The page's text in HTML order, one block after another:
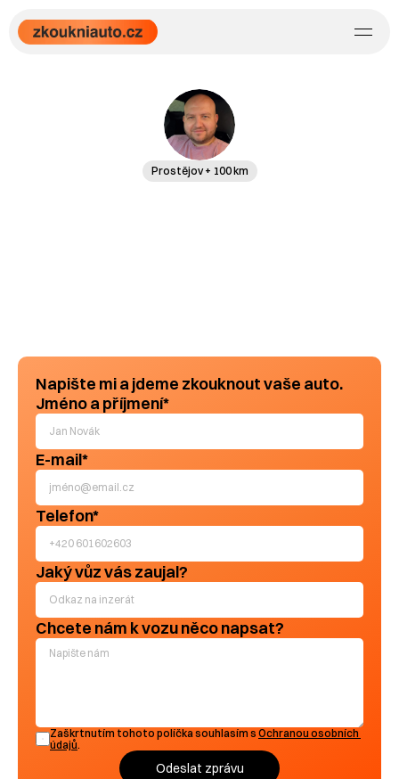
Prostějov + 100 km
Napište mi a jdeme zkouknout vaše auto.
Jméno a příjmení*
E-mail*
Telefon*
Jaký vůz vás zaujal?
Chcete nám k vozu něco napsat?
Zaškrtnutím tohoto políčka souhlasím s Ochranou osobních
údajů.
Odeslat zprávu